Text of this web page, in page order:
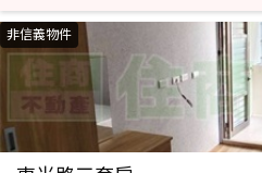
非信義物件